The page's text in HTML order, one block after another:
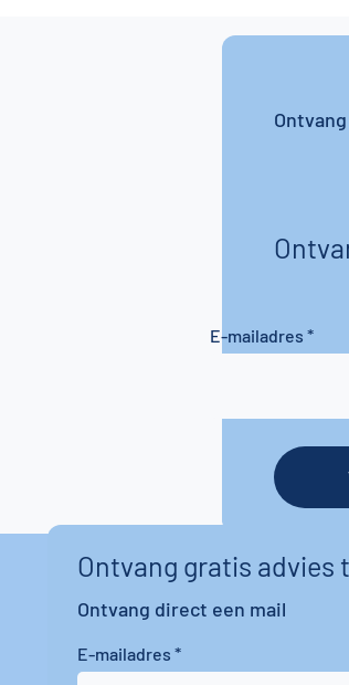
E-mailadres
Ontvang gratis advies
Ontvang direct een mail
E-mailadres